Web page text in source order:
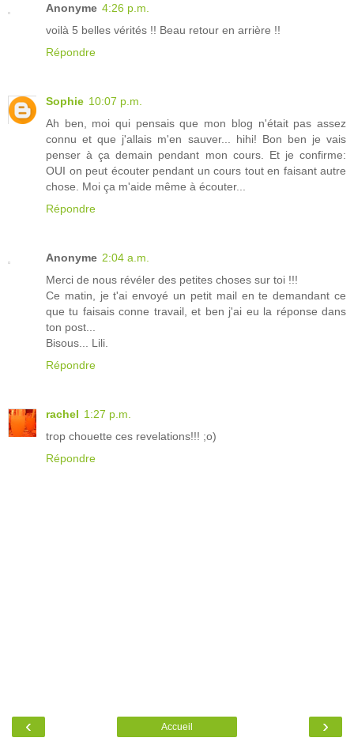
Anonyme 4:26 p.m.
voilà 5 belles vérités !! Beau retour en arrière !!
Répondre
Sophie 10:07 p.m.
Ah ben, moi qui pensais que mon blog n'était pas assez
connu et que j'allais m'en sauver... hihi! Bon ben je vais
penser à ça demain pendant mon cours. Et je confirme:
OUI on peut écouter pendant un cours tout en faisant autre
chose. Moi ça m'aide même à écouter...
Répondre
Anonyme 2:04 a.m.
Merci de nous révéler des petites choses sur toi !!!
Ce matin, je t'ai envoyé un petit mail en te demandant ce
que tu faisais conne travail, et ben j'ai eu la réponse dans
ton post...
Bisous... Lili.
Répondre
rachel 1:27 p.m.
trop chouette ces revelations!!! ;o)
Répondre
‹ ›
Accueil